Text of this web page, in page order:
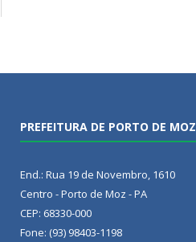
PREFEITURA DE PORTO DE MOZ
End.: Rua 19 de Novembro, 1610
Centro - Porto de Moz - PA
CEP: 68330-000
Fone: (93) 98403-1198